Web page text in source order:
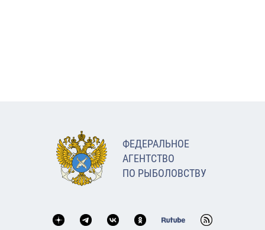
ФЕДЕРАЛЬНОЕ
АГЕНТСТВО
ПО РЫБОЛОВСТВУ